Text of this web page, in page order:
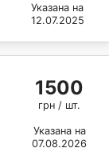
Указана на
12.07.2025
1500
грн / шт.
Указана на
07.08.2026